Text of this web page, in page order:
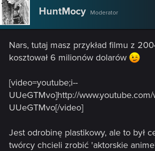
HuntMocy Moderator
Nars, tutaj masz przykład filmu z
kosztował 6 milionów dolarów
[video=youtube;i--
UUeGTMvo]http://www.youtube.com/
UUeGTMvo[/video]
Jest odrobinę plastikowy, ale to był
twórcy chcieli zrobić 'aktorskie